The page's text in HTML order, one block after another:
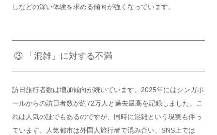
しなどの深い体験を求める傾向が強くなっています。
③ 「混雑」に対する不満
訪日旅行者数は増加傾向が続いています。2025年にはシンガポ
ールからの訪日者数が約72万人と過去最高を記録しました。こ
れは人気の証でもあるのですが、同時に混雑という現実も伴っ
ています。人気都市は外国人旅行者で混み合い、SNS上では